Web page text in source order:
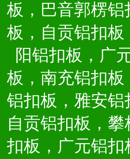
板，巴音郭楞
板，自贡铝扣
阳铝扣板，广
板，南充铝扣
铝扣板，雅安
自贡铝扣板，
扣板，广元铝